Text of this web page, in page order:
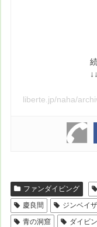
liberte.jp/naha/
ファンダイビング
慶良間
ジンベイ
青の洞窟
ダイビ